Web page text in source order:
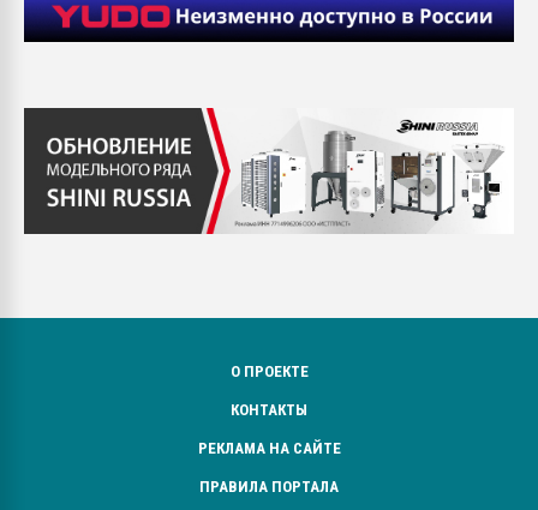
О ПРОЕКТЕ
КОНТАКТЫ
РЕКЛАМА НА САЙТЕ
ПРАВИЛА ПОРТАЛА